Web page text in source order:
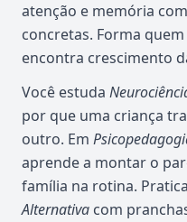
atenção e memória
concretas. Forma
encontra crescimento
Você estuda
por que uma criança
outro. Em
aprende a montar o
família na rotina. Pratica
Alternativa com